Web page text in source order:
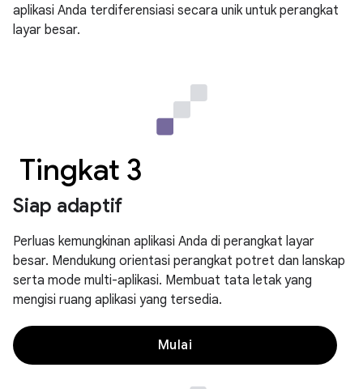
aplikasi Anda terdiferensiasi secara unik untuk perangkat
layar besar.
Tingkat 3
Siap adaptif
Perluas kemungkinan aplikasi Anda di perangkat layar
besar. Mendukung orientasi perangkat potret dan lanskap
serta mode multi-aplikasi. Membuat tata letak yang
mengisi ruang aplikasi yang tersedia.
Mulai